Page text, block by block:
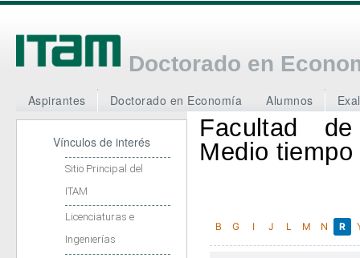
Doctorado en
Aspirantes Doctorado en Economía Alumnos
Facultad
Medio
B G I J L M N R
Vínculos de interés
Sitio Principal del
ITAM
Licenciaturas e
Ingenierías